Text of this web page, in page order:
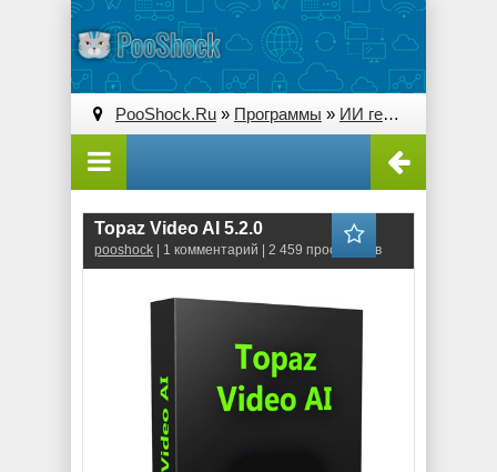
PooShock.Ru » Программы » ИИ генерации и преобразования
Topaz Video AI 5.2.0
pooshock | 1 комментарий | 2 459 просмотров